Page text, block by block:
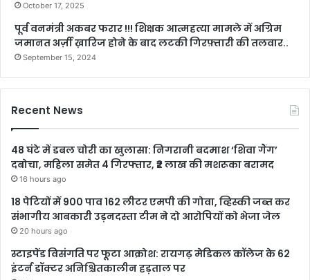
October 17, 2025
पूर्व वनमंत्री अकबर फरार !!! शिक्षक आत्महत्या मामले में अग्रिम
जमानत अर्ज़ी ख़ारिज होने के बाद लटकी गिरफ़्तारी की तलवार..
September 15, 2024
Recent News
48 घंटे में डबल चोरी का खुलासा: निगरानी बदमाश ‘शिवा गैंग’
दबोचा, महिला समेत 4 गिरफ्तार, ₹2 लाख की मशरूका बरामद
16 hours ago
18 पेटियों में 900 पाव 162 लीटर एमपी की गोवा, व्हिस्की जब्त कर
संभागीय आबकारी उड़नदस्ता टीम ने दो आरोपियों को भेजा जेल
20 hours ago
स्टाइपेंड विसंगति पर फूटा आक्रोश: रायगढ़ मेडिकल कॉलेज के 62
इंटर्न डॉक्टर अनिश्चितकालीन हड़ताल पर